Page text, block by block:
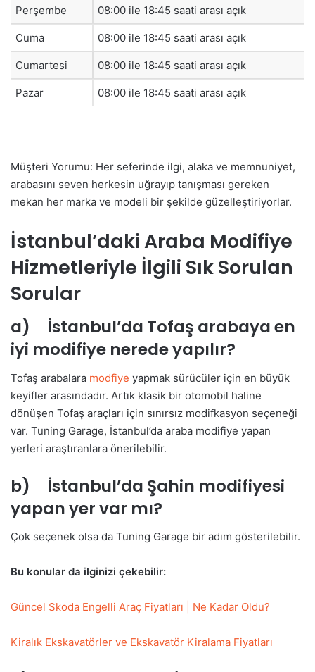
Perşembe 08:00 ile 18:45 saati arası açık
Cuma 08:00 ile 18:45 saati arası açık
Cumartesi 08:00 ile 18:45 saati arası açık
Pazar 08:00 ile 18:45 saati arası açık
Müşteri Yorumu: Her seferinde ilgi, alaka ve memnuniyet,
arabasını seven herkesin uğrayıp tanışması gereken
mekan her marka ve modeli bir şekilde güzelleştiriyorlar.
İstanbul’daki Araba Modifiye
Hizmetleriyle İlgili Sık Sorulan
Sorular
a) İstanbul’da Tofaş arabaya en
iyi modifiye nerede yapılır?
Tofaş arabalara modfiye yapmak sürücüler için en büyük
keyifler arasındadır. Artık klasik bir otomobil haline
dönüşen Tofaş araçları için sınırsız modifkasyon seçeneği
var. Tuning Garage, İstanbul’da araba modifiye yapan
yerleri araştıranlara önerilebilir.
b) İstanbul’da Şahin modifiyesi
yapan yer var mı?
Çok seçenek olsa da Tuning Garage bir adım gösterilebilir.
Bu konular da ilginizi çekebilir:
Güncel Skoda Engelli Araç Fiyatları | Ne Kadar Oldu?
Kiralık Ekskavatörler ve Ekskavatör Kiralama Fiyatları